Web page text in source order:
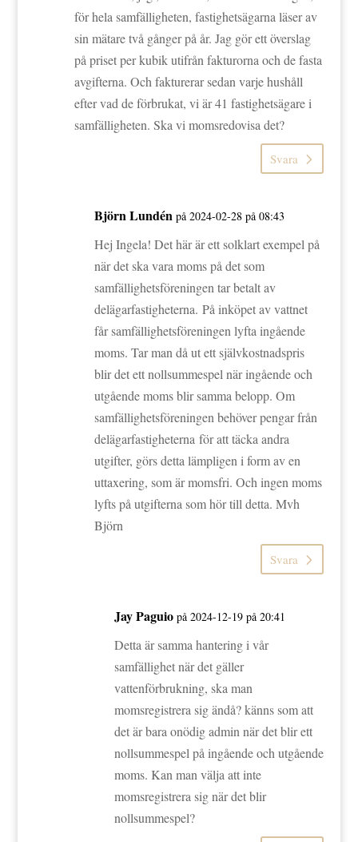
för hela samfälligheten, fastighetsägarna läser av
sin mätare två gånger på år. Jag gör ett överslag
på priset per kubik utifrån fakturorna och de fasta
avgifterna. Och fakturerar sedan varje hushåll
efter vad de förbrukat, vi är 41 fastighetsägare i
samfälligheten. Ska vi momsredovisa det?
Svara
Björn Lundén på 2024-02-28 på 08:43
Hej Ingela! Det här är ett solklart exempel på
när det ska vara moms på det som
samfällighetsföreningen tar betalt av
delägarfastigheterna. På inköpet av vattnet
får samfällighetsföreningen lyfta ingående
moms. Tar man då ut ett självkostnadspris
blir det ett nollsummespel när ingående och
utgående moms blir samma belopp. Om
samfällighetsföreningen behöver pengar från
delägarfastigheterna för att täcka andra
utgifter, görs detta lämpligen i form av en
uttaxering, som är momsfri. Och ingen moms
lyfts på utgifterna som hör till detta. Mvh
Björn
Svara
Jay Paguio på 2024-12-19 på 20:41
Detta är samma hantering i vår
samfällighet när det gäller
vattenförbrukning, ska man
momsregistrera sig ändå? känns som att
det är bara onödig admin när det blir ett
nollsummespel på ingående och utgående
moms. Kan man välja att inte
momsregistrera sig när det blir
nollsummespel?